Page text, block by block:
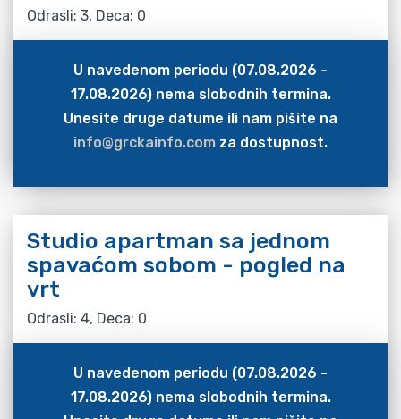
Odrasli: 3, Deca: 0
U navedenom periodu (07.08.2026 -
17.08.2026) nema slobodnih termina.
Unesite druge datume ili nam pišite na
info@grckainfo.com za dostupnost.
Studio apartman sa jednom
spavaćom sobom - pogled na
vrt
Odrasli: 4, Deca: 0
U navedenom periodu (07.08.2026 -
17.08.2026) nema slobodnih termina.